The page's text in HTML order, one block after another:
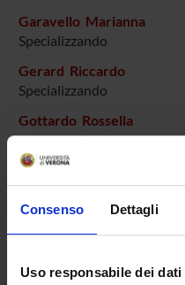
Consenso Dettagli
Uso responsabile dei dati
Garavello Marianna
Specializzando
Gerard Riccardo
Specializzando
Gottardo Rossella
Associate Professor
Oliviero Barbara